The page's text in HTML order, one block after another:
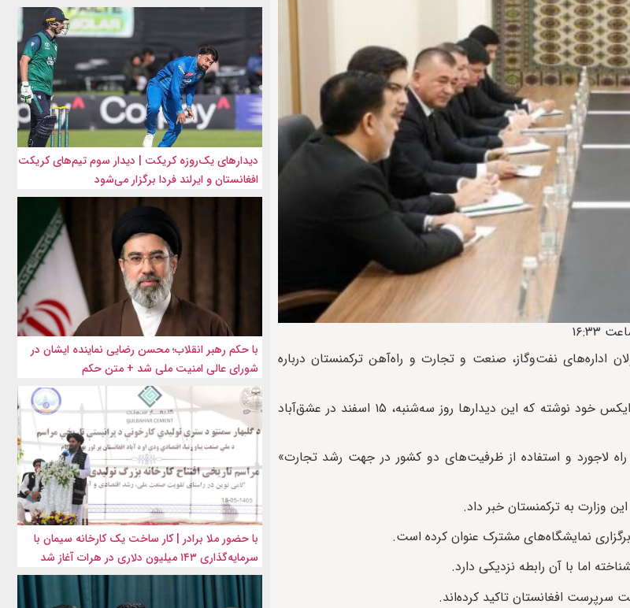
نفت‌وگاز، صنعت و تجارت و راه‌آهن ترکمنستان درباره
به گزارش ایراف، وزارت صنعت و تجارت حکومت سرپرست افغانستان در صفحه ایکس خود نوشته که این دیدارها روز سه‌‎شنبه، ۱۵ اسفند در عشق‌آباد
لاجورد و استفاده از ظرفیت‌های دو کشور در جهت رشد تجارت»
نمایشگاه‌های مشترک عنوان کرده‌ است.
اما با آن رابطه نزدیکی دارد.
سرپرست افغانستان تاکید کرده‌اند.
دیدارهای یک‌روزه کریکت | دیدار سوم تیم‌های کریکت
افغانستان و ایرلند فردا برگزار می‌شود
با حکم رهبر انقلاب؛ محسن رضایی نماینده ایشان در
شورای عالی امنیت ملی شد + متن حکم
با حضور ملا برادر | کار ساخت یک کارخانه سیمان با
سرمایه‌گذاری ۱۴۳ میلیون دلاری در هرات آغاز شد